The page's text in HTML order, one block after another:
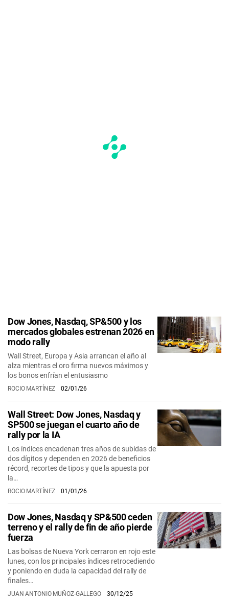
Dow Jones, Nasdaq, SP&500 y los
mercados globales estrenan 2026 en
modo rally
Wall Street, Europa y Asia arrancan el año al
alza mientras el oro firma nuevos máximos y
los bonos enfrían el entusiasmo
ROCIO MARTÍNEZ 02/01/26
Wall Street: Dow Jones, Nasdaq y
SP500 se juegan el cuarto año de
rally por la IA
Los índices encadenan tres años de subidas de
dos dígitos y dependen en 2026 de beneficios
récord, recortes de tipos y que la apuesta por
la…
ROCIO MARTÍNEZ 01/01/26
Dow Jones, Nasdaq y SP&500 ceden
terreno y el rally de fin de año pierde
fuerza
Las bolsas de Nueva York cerraron en rojo este
lunes, con los principales índices retrocediendo
y poniendo en duda la capacidad del rally de
finales…
JUAN ANTONIO MUÑOZ-GALLEGO 30/12/25